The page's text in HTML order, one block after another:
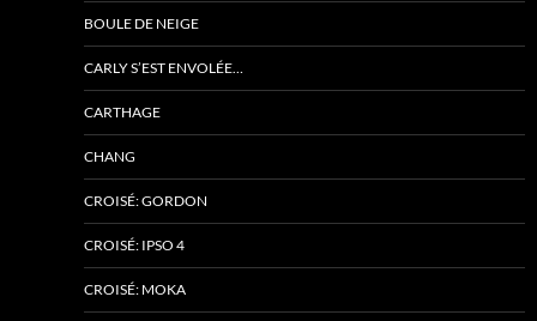
BOULE DE NEIGE
CARLY S’EST ENVOLÉE…
CARTHAGE
CHANG
CROISÉ: GORDON
CROISÉ: IPSO 4
CROISÉ: MOKA